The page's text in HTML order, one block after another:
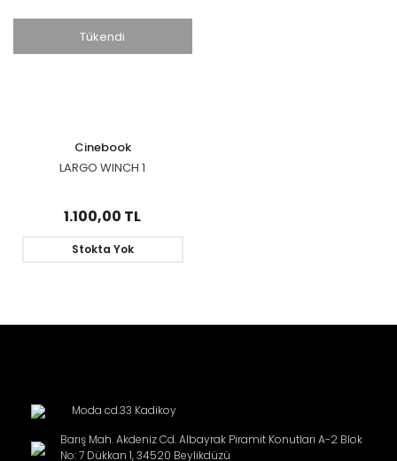
Tükendi
Cinebook
LARGO WINCH 1
1.100,00 TL
Stokta Yok
Moda cd.33 Kadikoy
Barış Mah. Akdeniz Cd. Albayrak Piramit Konutları A-2 Blok
No: 7 Dükkan 1, 34520 Beylikdüzü